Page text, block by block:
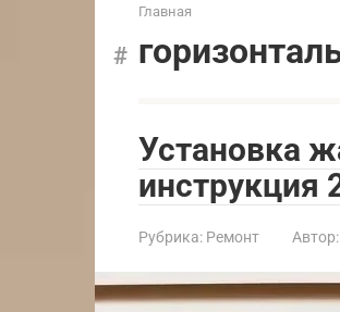
Главная
Установка
инструкция
Рубрика: Ремонт Автор: